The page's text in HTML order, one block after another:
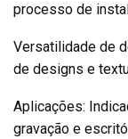
processo de
Versatilidade de
de designs e
Aplicações:
gravação e